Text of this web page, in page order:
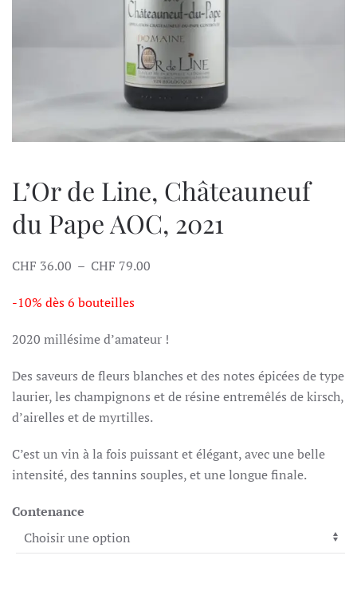
L’Or de Line, Châteauneuf
du Pape AOC, 2021
CHF 36.00 – CHF 79.00
à
CHF 79.00
-10% dès 6 bouteilles
2020 millésime d’amateur !
Des saveurs de fleurs blanches et des notes épicées de type
laurier, les champignons et de résine entremêlés de kirsch,
d’airelles et de myrtilles.
C’est un vin à la fois puissant et élégant, avec une belle
intensité, des tannins souples, et une longue finale.
Contenance